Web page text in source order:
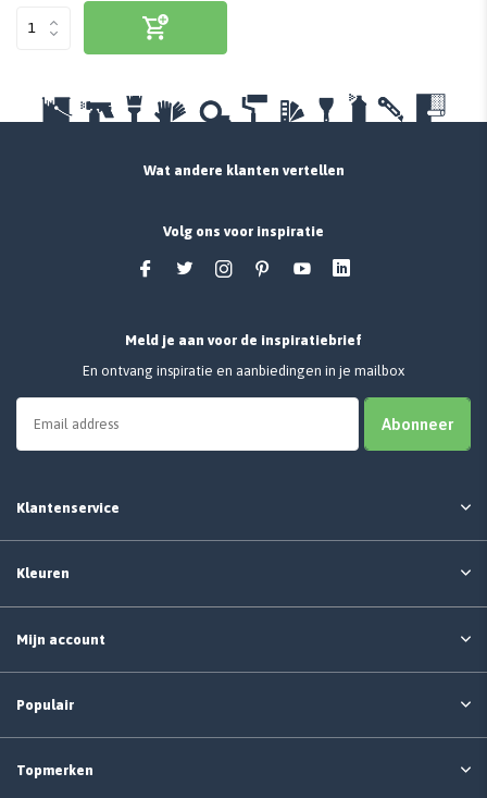
Wat andere klanten vertellen
Volg ons voor inspiratie
Meld je aan voor de inspiratiebrief
En ontvang inspiratie en aanbiedingen in je mailbox
Abonneer
Klantenservice
Kleuren
Mijn account
Populair
Topmerken